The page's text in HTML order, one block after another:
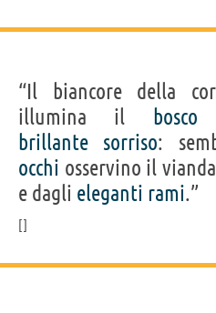
“Il biancore della
illumina il bosco
brillante
sorriso:
occhi osservino il
e dagli eleganti rami.”